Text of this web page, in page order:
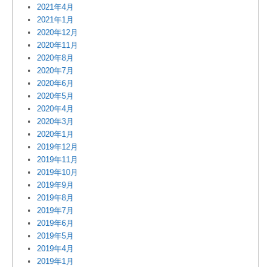
2021年4月
2021年1月
2020年12月
2020年11月
2020年8月
2020年7月
2020年6月
2020年5月
2020年4月
2020年3月
2020年1月
2019年12月
2019年11月
2019年10月
2019年9月
2019年8月
2019年7月
2019年6月
2019年5月
2019年4月
2019年1月